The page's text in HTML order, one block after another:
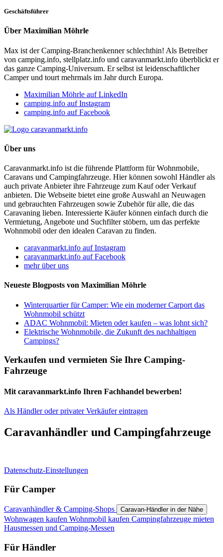
Geschäftsführer
Über Maximilian Möhrle
Max ist der Camping-Branchenkenner schlechthin! Als Betreiber
von camping.info, stellplatz.info und caravanmarkt.info überblickt er
das ganze Camping-Universum. Er selbst ist leidenschaftlicher
Camper und tourt mehrmals im Jahr durch Europa.
Maximilian Möhrle auf LinkedIn
camping.info auf Instagram
camping.info auf Facebook
Über uns
Caravanmarkt.info ist die führende Plattform für Wohnmobile,
Caravans und Campingfahrzeuge. Hier können sowohl Händler als
auch private Anbieter ihre Fahrzeuge zum Kauf oder Verkauf
anbieten. Die Webseite bietet eine große Auswahl an Neuwagen
und gebrauchten Fahrzeugen sowie Zubehör für alle, die das
Caravaning lieben. Interessierte Käufer können einfach durch die
Vermietung, Angebote und Suchfilter stöbern, um das perfekte
Wohnmobil oder den idealen Caravan zu finden.
caravanmarkt.info auf Instagram
caravanmarkt.info auf Facebook
mehr über uns
Neueste Blogposts von Maximilian Möhrle
Winterquartier für Camper: Wie ein moderner Carport das
Wohnmobil schützt
ADAC Wohnmobil: Mieten oder kaufen – was lohnt sich?
Elektrische Wohnmobile, die Zukunft des nachhaltigen
Campings?
Verkaufen und vermieten Sie Ihre Camping-
Fahrzeuge
Mit caravanmarkt.info Ihren Fachhandel bewerben!
Als Händler oder privater Verkäufer eintragen
Caravanhändler und Campingfahrzeuge
Datenschutz-Einstellungen
Für Camper
Caravanhändler & Camping-Shops Caravan-Händler in der Nähe
Wohnwagen kaufen Wohnmobil kaufen Campingfahrzeuge mieten
Hausmessen und Camping-Messen
Für Händler